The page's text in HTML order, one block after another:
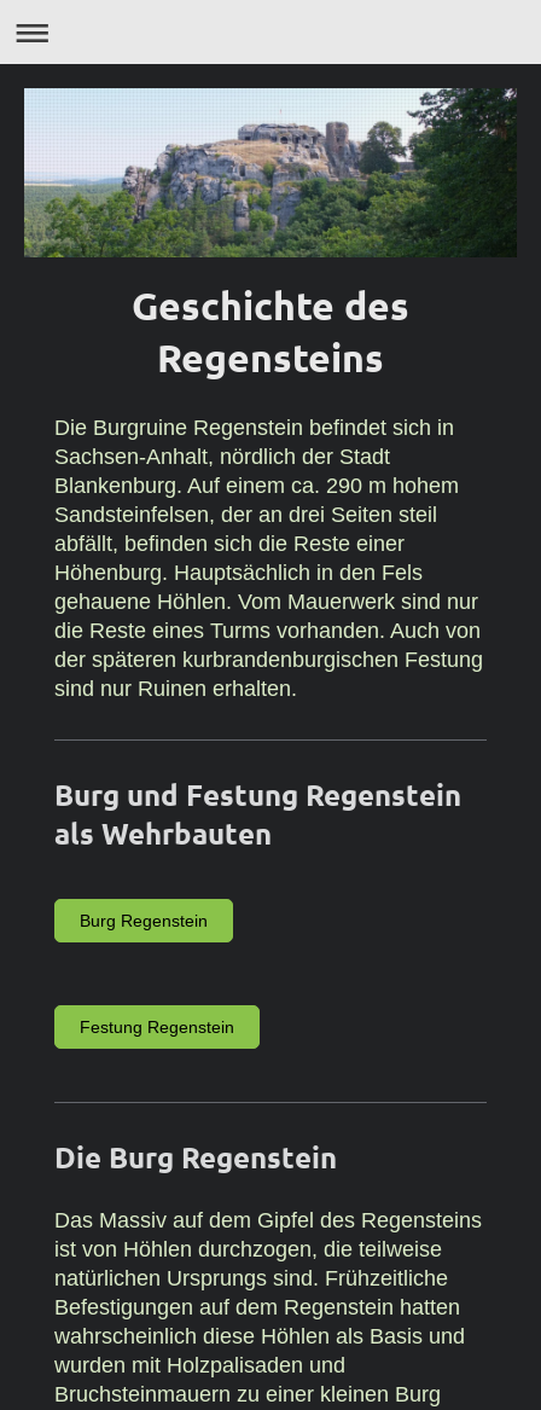
Geschichte des
Regensteins
Die Burgruine Regenstein befindet sich in
Sachsen-Anhalt, nördlich der Stadt
Blankenburg. Auf einem ca. 290 m hohem
Sandsteinfelsen, der an drei Seiten steil
abfällt, befinden sich die Reste einer
Höhenburg. Hauptsächlich in den Fels
gehauene Höhlen. Vom Mauerwerk sind nur
die Reste eines Turms vorhanden. Auch von
der späteren kurbrandenburgischen Festung
sind nur Ruinen erhalten.
Burg und Festung Regenstein
als Wehrbauten
Burg Regenstein
Festung Regenstein
Die Burg Regenstein
Das Massiv auf dem Gipfel des Regensteins
ist von Höhlen durchzogen, die teilweise
natürlichen Ursprungs sind. Frühzeitliche
Befestigungen auf dem Regenstein hatten
wahrscheinlich diese Höhlen als Basis und
wurden mit Holzpalisaden und
Bruchsteinmauern zu einer kleinen Burg